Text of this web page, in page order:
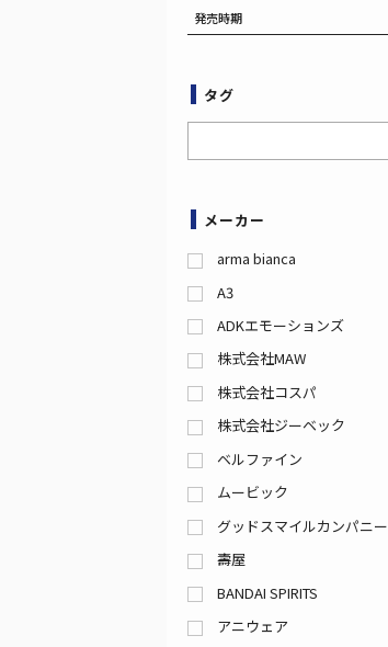
発売時期
タグ
メーカー
arma bianca
A3
ADKエモーションズ
株式会社MAW
株式会社コスパ
株式会社ジーベック
ベルファイン
ムービック
グッドスマイルカンパニー
壽屋
BANDAI SPIRITS
アニウェア